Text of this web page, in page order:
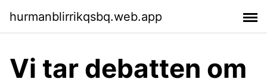
hurmanblirrikqsbq.web.app
Vi tar debatten om